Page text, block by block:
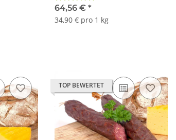
64,56 € *
34,90 € pro 1 kg
TOP BEWERTET